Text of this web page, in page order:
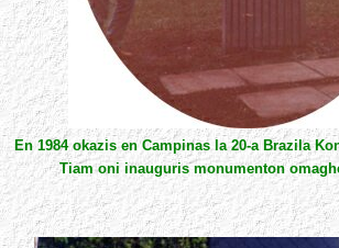
En 1984 okazis en Campinas la 20-a Brazila
Tiam oni inauguris monumenton